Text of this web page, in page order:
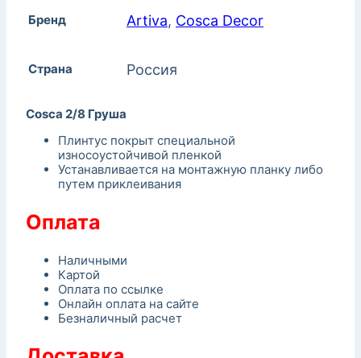
Бренд Artiva, Cosca Decor
Страна Россия
Cosca 2/8 Груша
Плинтус покрыт специальной
износоустойчивой пленкой
Устанавливается на монтажную планку либо
путем приклеивания
Оплата
Наличными
Картой
Оплата по ссылке
Онлайн оплата на сайте
Безналичный расчет